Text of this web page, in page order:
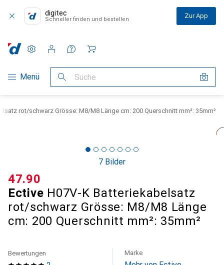
digitec
Schneller finden und bestellen Zur App
Navigation nach Kategorien
Menü Suche
Einstellungen
Kundenkonto
Vergleichslisten
Merklisten
Warenkorb
rot/schwarz Grösse: M8/M8 Länge cm: 200 Querschnitt mm²: 35mm²
7 Bilder
Ective H07V-K Batteriekabelsatz
rot/schwarz Grösse: M8/M8 Länge
cm: 200 Querschnitt mm²: 35mm²
CHF
47.90
Bewertungen Marke